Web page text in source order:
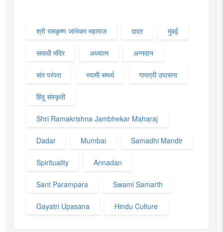
श्री रामकृष्ण जांभेकर महाराज दादर मुंबई
समाधी मंदिर अध्यात्म अन्नदान
संत परंपरा स्वामी समर्थ गायत्री उपासना
हिंदू संस्कृती
Shri Ramakrishna Jambhekar Maharaj
Dadar Mumbai Samadhi Mandir
Spirituality Annadan
Sant Parampara Swami Samarth
Gayatri Upasana Hindu Culture